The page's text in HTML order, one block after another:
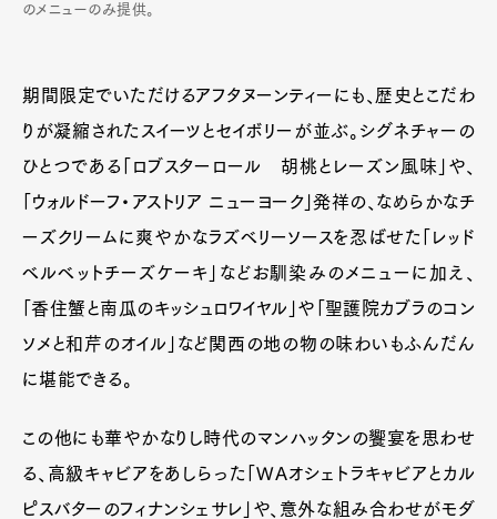
のメニューのみ提供。
期間限定でいただけるアフタヌーンティーにも、歴史とこだわ
りが凝縮されたスイーツとセイボリーが並ぶ。シグネチャーの
ひとつである「ロブスターロール 胡桃とレーズン風味」や、
「ウォルドーフ・アストリア ニューヨーク」発祥の、なめらかなチ
ーズクリームに爽やかなラズベリーソースを忍ばせた「レッド
ベルベットチーズケーキ」などお馴染みのメニューに加え、
「香住蟹と南瓜のキッシュロワイヤル」や「聖護院カブラのコン
ソメと和芹のオイル」など関西の地の物の味わいもふんだん
に堪能できる。
この他にも華やかなりし時代のマンハッタンの饗宴を思わせ
る、高級キャビアをあしらった「WAオシェトラキャビアとカル
ピスバターのフィナンシェサレ」や、意外な組み合わせがモダ